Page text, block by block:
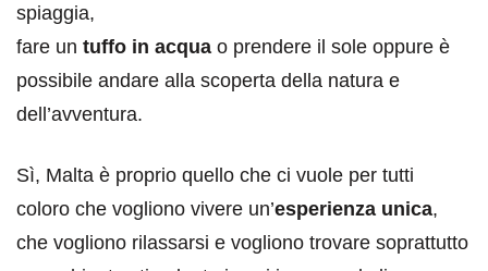
spiaggia,
fare un tuffo in acqua o prendere il sole oppure è
possibile andare alla scoperta della natura e
dell’avventura.
Sì, Malta è proprio quello che ci vuole per tutti
coloro che vogliono vivere un’esperienza unica,
che vogliono rilassarsi e vogliono trovare soprattutto